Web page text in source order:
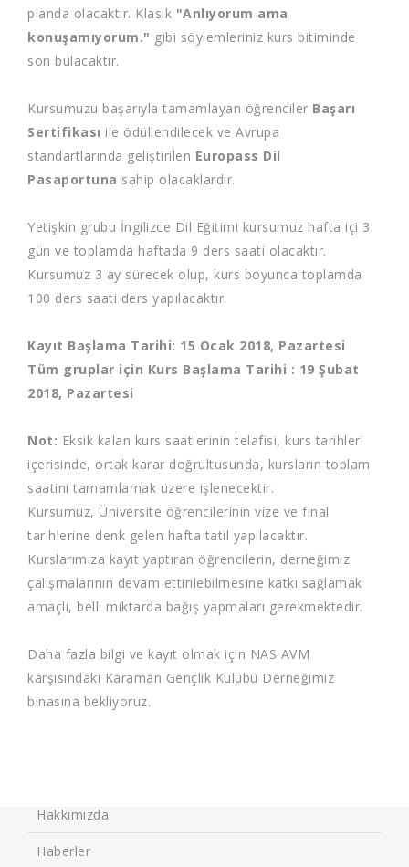
planda olacaktır. Klasik "Anlıyorum ama
konuşamıyorum." gibi söylemleriniz kurs bitiminde
son bulacaktır.
Kursumuzu başarıyla tamamlayan öğrenciler Başarı
Sertifikası ile ödüllendilecek ve Avrupa
standartlarında geliştirilen Europass Dil
Pasaportuna sahip olacaklardır.
Yetişkin grubu İngilizce Dil Eğitimi kursumuz hafta içi 3
gün ve toplamda haftada 9 ders saati olacaktır.
Kursumuz 3 ay sürecek olup, kurs boyunca toplamda
100 ders saati ders yapılacaktır.
Kayıt Başlama Tarihi: 15 Ocak 2018, Pazartesi
Tüm gruplar için Kurs Başlama Tarihi : 19 Şubat
2018, Pazartesi
Not: Eksik kalan kurs saatlerinin telafisi, kurs tarihleri
içerisinde, ortak karar doğrultusunda, kursların toplam
saatini tamamlamak üzere işlenecektir.
Kursumuz, Üniversite öğrencilerinin vize ve final
tarihlerine denk gelen hafta tatil yapılacaktır.
Kurslarımıza kayıt yaptıran öğrencilerin, derneğimiz
çalışmalarının devam ettirilebilmesine katkı sağlamak
amaçlı, belli miktarda bağış yapmaları gerekmektedir.
Daha fazla bilgi ve kayıt olmak için NAS AVM
karşısındaki Karaman Gençlik Kulübü Derneğimiz
binasına bekliyoruz.
Hakkımızda
Haberler